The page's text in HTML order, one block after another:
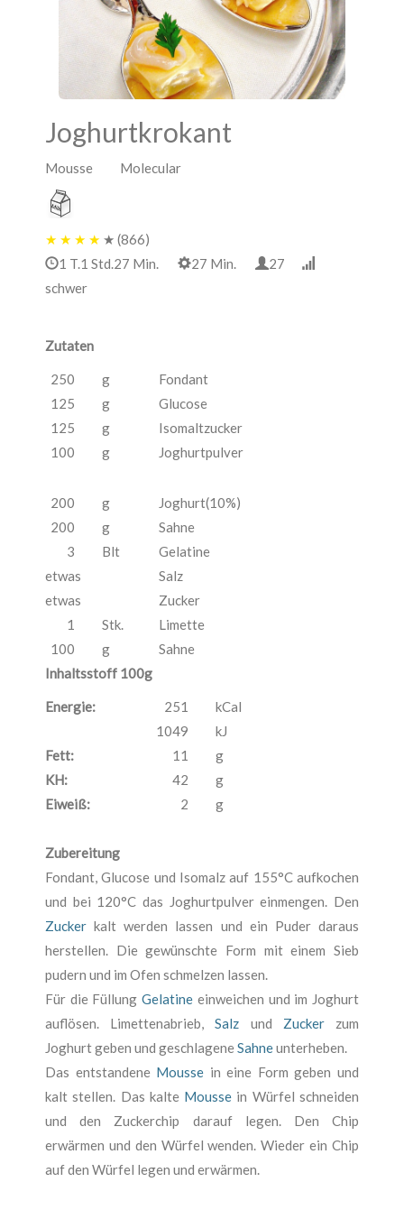
Joghurtkrokant
Mousse Molecular
★ ★ ★ ★ ★ (866)
1 T.1 Std.27 Min.
27 Min.
27
schwer
Zutaten
250 g
Fondant
125
g
Glucose
125
g
Isomaltzucker
100
g Joghurtpulver
200 g
Joghurt(10%)
200
g
Sahne
3
Blt
Gelatine
etwas
Salz
etwas
Zucker
1
Stk.
Limette
100
g
Sahne
Inhaltsstoff 100g
Energie: 251
kCal
1049
kJ
Fett:
11
g
KH:
42
g
Eiweiß:
2 g
Zubereitung
Fondant, Glucose und Isomalz auf 155°C aufkochen
und bei 120°C das Joghurtpulver einmengen. Den
Zucker kalt werden lassen und ein Puder daraus
herstellen. Die gewünschte Form mit einem Sieb
pudern und im Ofen schmelzen lassen.
Für die FüllungGelatine einweichen und im Joghurt
auflösen. Limettenabrieb,Salz und Zuckerzum
Joghurt geben und geschlageneSahneunterheben.
Das entstandene Mousse in eine Form geben und
kalt stellen. Das kalte Mousse in Würfel schneiden
und den Zuckerchip darauf legen. Den Chip
erwärmen und den Würfel wenden. Wieder ein Chip
auf den Würfel legen und erwärmen.